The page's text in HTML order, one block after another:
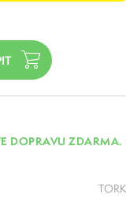
DOPRAVU ZDARMA.
TORK